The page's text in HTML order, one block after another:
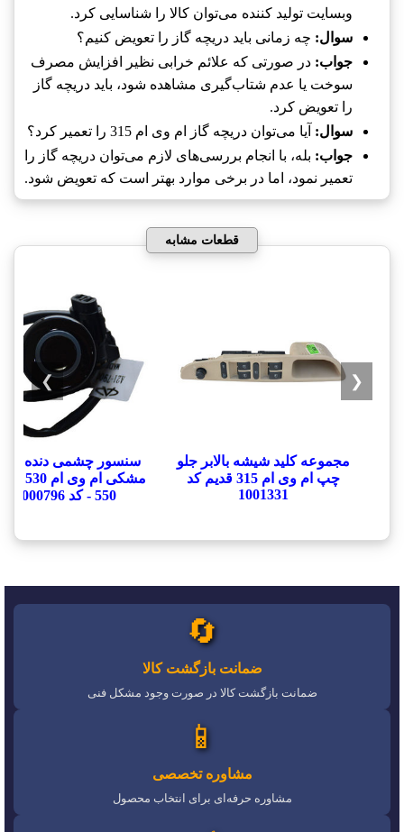
وبسایت تولید کننده می‌توان کالا را شناسایی کرد.
سوال: چه زمانی باید دریچه گاز را تعویض کنیم؟
جواب: در صورتی که علائم خرابی نظیر افزایش مصرف
سوخت یا عدم شتاب‌گیری مشاهده شود، باید دریچه گاز
را تعویض کرد.
سوال: آیا می‌توان دریچه گاز ام وی ام 315 را تعمیر کرد؟
جواب: بله، با انجام بررسی‌های لازم می‌توان دریچه گاز را
تعمیر نمود، اما در برخی موارد بهتر است که تعویض شود.
قطعات مشابه
مجموعه کلید شیشه بالابر جلو
چپ ام وی ام 315 قدیم کد
1001331
سنسور چشمی دنده
550 - کد 1000796
❮
❯
🔄
ضمانت بازگشت کالا
ضمانت بازگشت کالا در صورت وجود مشکل فنی
📱
مشاوره تخصصی
مشاوره حرفه‌ای برای انتخاب محصول